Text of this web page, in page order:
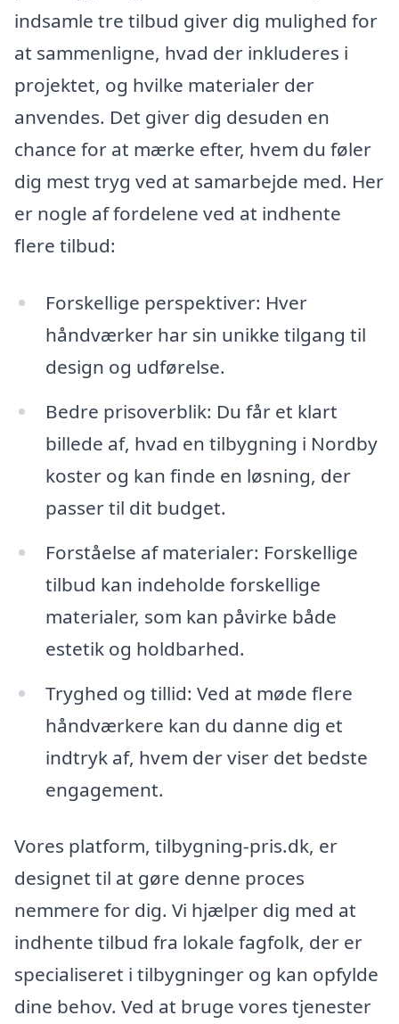
indsamle tre tilbud giver dig mulighed for
at sammenligne, hvad der inkluderes i
projektet, og hvilke materialer der
anvendes. Det giver dig desuden en
chance for at mærke efter, hvem du føler
dig mest tryg ved at samarbejde med. Her
er nogle af fordelene ved at indhente
flere tilbud:
Forskellige perspektiver: Hver
håndværker har sin unikke tilgang til
design og udførelse.
Bedre prisoverblik: Du får et klart
billede af, hvad en tilbygning i Nordby
koster og kan finde en løsning, der
passer til dit budget.
Forståelse af materialer: Forskellige
tilbud kan indeholde forskellige
materialer, som kan påvirke både
estetik og holdbarhed.
Tryghed og tillid: Ved at møde flere
håndværkere kan du danne dig et
indtryk af, hvem der viser det bedste
engagement.
Vores platform, tilbygning-pris.dk, er
designet til at gøre denne proces
nemmere for dig. Vi hjælper dig med at
indhente tilbud fra lokale fagfolk, der er
specialiseret i tilbygninger og kan opfylde
dine behov. Ved at bruge vores tjenester